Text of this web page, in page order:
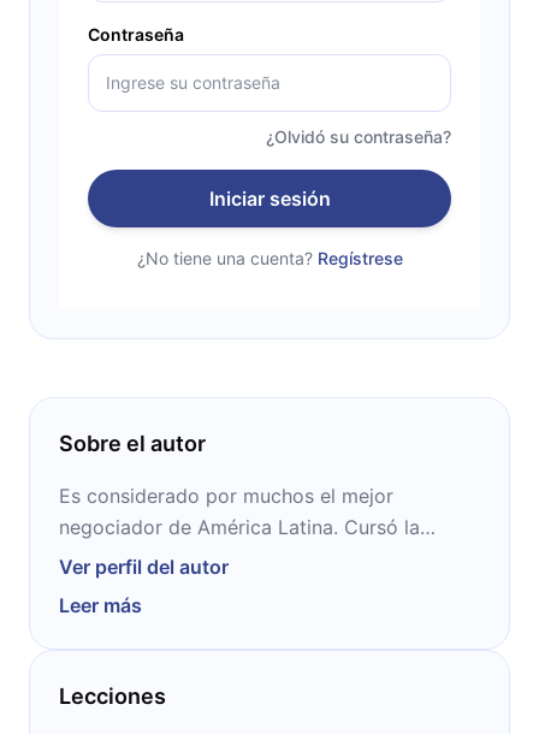
Contraseña
¿Olvidó su contraseña?
Iniciar sesión
¿No tiene una cuenta? Regístrese
Sobre el autor
Es considerado por muchos el mejor
negociador de América Latina. Cursó la
diplomatura en Alta Dirección de Empresas
estratégicas y contenidos de América Móvil,
además de director general de Uno TV y de
la Fundación Telmex Telcel. Fue presidente de
Ver perfil del autor
Leer más
Lecciones